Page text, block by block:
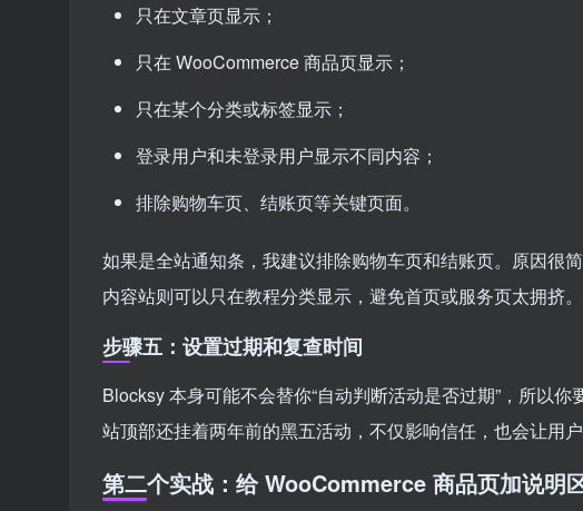
只在文章页显示；
只在 WooCommerce 商品页显示；
只在某个分类或标签显示；
登录用户和未登录用户显示不同内容；
排除购物车页、结账页等关键页面。
如果是全站通知条，我建议排除购物车页和结账页。原因很
内容站则可以只在教程分类显示，避免首页或服务页太拥挤。
步骤五：设置过期和复查时间
Blocksy 本身可能不会替你“自动判断活动是否过期”，所以
站顶部还挂着两年前的黑五活动，不仅影响信任，也会让用户
第二个实战：给 WooCommerce 商品页加说明